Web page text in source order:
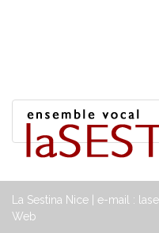
La Sestina Nice | e-mail :
Web